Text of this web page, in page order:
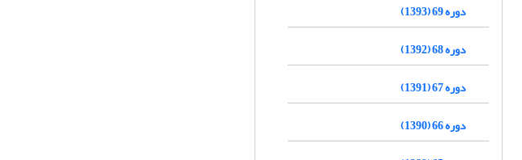
دوره 69 (1393)
دوره 68 (1392)
دوره 67 (1391)
دوره 66 (1390)